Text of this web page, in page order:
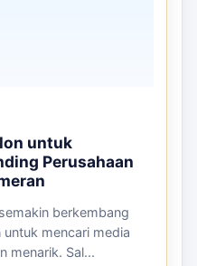
untuk
Perusahaan
berkembang
mencari media
menarik. Sal...